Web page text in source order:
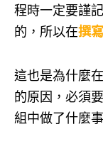
程時一定要謹
的，所以在撰
這也是為什麼
的原因，必須
組中做了什麼事